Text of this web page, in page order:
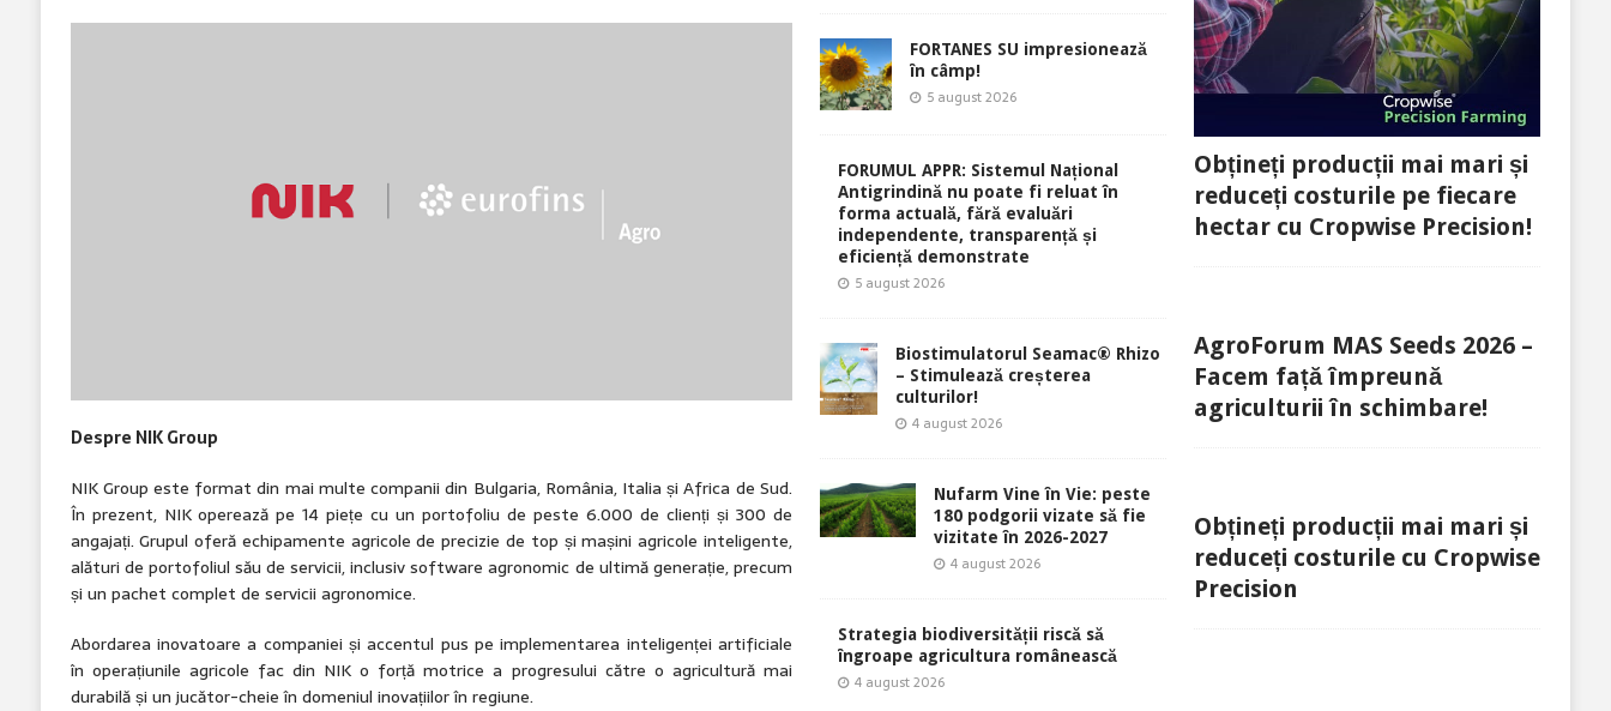
Despre NIK Group
NIK Group este format din mai multe companii din Bulgaria, România, Italia și Africa de Sud.
În prezent, NIK operează pe 14 piețe cu un portofoliu de peste 6.000 de clienți și 300 de
angajați. Grupul oferă echipamente agricole de precizie de top și mașini agricole inteligente,
alături de portofoliul său de servicii, inclusiv software agronomic de ultimă generație, precum
și un pachet complet de servicii agronomice.
Abordarea inovatoare a companiei și accentul pus pe implementarea inteligenței artificiale
în operațiunile agricole fac din NIK o forță motrice a progresului către o agricultură mai
durabilă și un jucător-cheie în domeniul inovațiilor în regiune.
FORTANES SU impresionează
în câmp!
5 august 2026
FORUMUL APPR: Sistemul Național
Antigrindină nu poate fi reluat în
forma actuală, fără evaluări
independente, transparență și
eficiență demonstrate
5 august 2026
Biostimulatorul Seamac® Rhizo
– Stimulează creșterea
culturilor!
4 august 2026
Nufarm Vine în Vie: peste
180 podgorii vizate să fie
vizitate în 2026-2027
4 august 2026
Strategia biodiversității riscă să
îngroape agricultura românească
4 august 2026
Obțineți producții mai mari și
reduceți costurile pe fiecare
hectar cu Cropwise Precision!
AgroForum MAS Seeds 2026 –
Facem față împreună
agriculturii în schimbare!
Obțineți producții mai mari și
reduceți costurile cu Cropwise
Precision